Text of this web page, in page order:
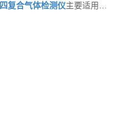
四复合气体检测仪主要适用于